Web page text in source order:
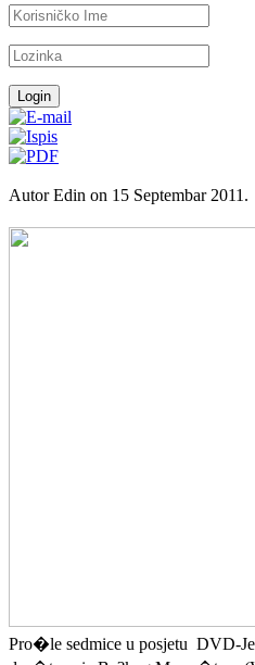
Autor Edin on 15 Septembar 2011 .
Pro�le sedmice u posjetu DVD-